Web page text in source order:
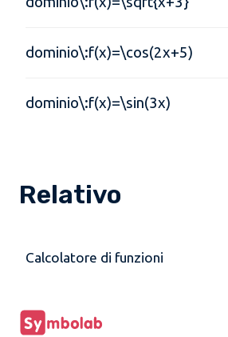
dominio\:f(x)=\cos(2x+5)
dominio\:f(x)=\sin(3x)
Relativo
Calcolatore di funzioni